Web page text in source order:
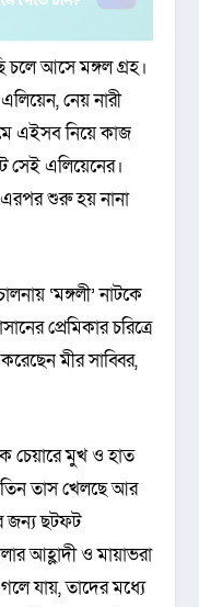
চলে আসে মঙ্গল গ্রহ।
নেয় নারী
এইসব নিয়ে কাজ
এলিয়েনের।
শুরু হয় নানা
‘মঙ্গলী’ নাটকে
প্রেমিকার চরিত্রে
মীর সাব্বির,
চেয়ারে মুখ ও হাত
তাস খেলছে আর
জন্য ছটফট
আহ্লাদী ও মায়াভরা
যায়, তাদের মধ্যে